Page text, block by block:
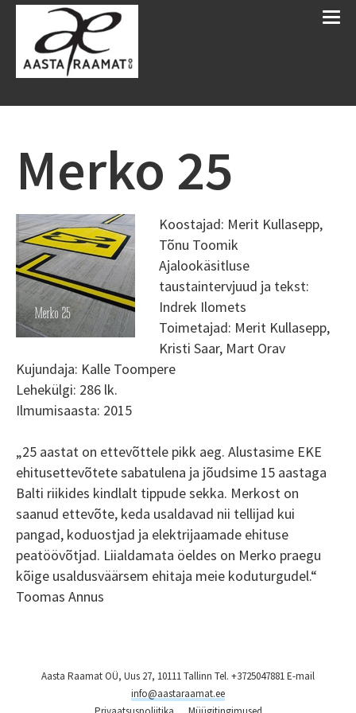
Merko 25
Koostajad: Merit Kullasepp,
Tõnu Toomik
Ajalookäsitluse
taustaintervjuud ja tekst:
Indrek Ilomets
Toimetajad: Merit Kullasepp,
Kristi Saar, Mart Orav
Kujundaja: Kalle Toompere
Lehekülgi: 286 lk.
Ilmumisaasta: 2015
„25 aastat on ettevõttele pikk aeg. Alustasime EKE
ehitusettevõtete sabatulena ja jõudsime 15 aastaga
Balti riikides kindlalt tippude sekka. Merkost on
saanud ettevõte, keda usaldavad nii tellijad kui
pangad, koduostjad ja elektrijaamade ehituse
peatöövõtjad. Liialdamata öeldes on Merko praegu
kõige usaldusväärsem ehitaja meie koduturgudel.“
Toomas Annus
Aasta Raamat OÜ, Uus 27, 10111 Tallinn Tel. +3725047881 E-mail
info@aastaraamat.ee